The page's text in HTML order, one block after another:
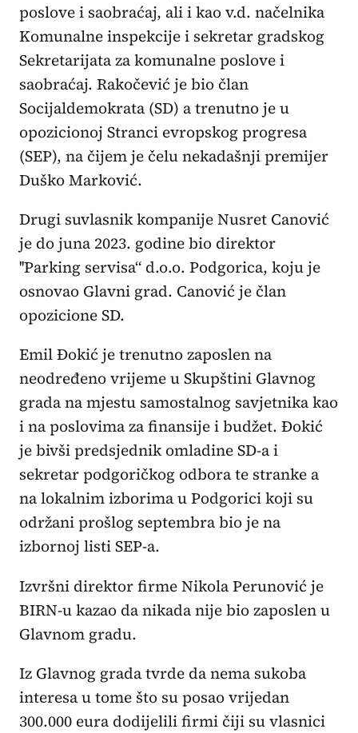
poslove i saobraćaj, ali i kao v.d. načelnika
Komunalne inspekcije i sekretar gradskog
Sekretarijata za komunalne poslove i
saobraćaj. Rakočević je bio član
Socijaldemokrata (SD) a trenutno je u
opozicionoj Stranci evropskog progresa
(SEP), na čijem je čelu nekadašnji premijer
Duško Marković.
Drugi suvlasnik kompanije Nusret Canović
je do juna 2023. godine bio direktor
''Parking servisa“ d.o.o. Podgorica, koju je
osnovao Glavni grad. Canović je član
opozicione SD.
Emil Đokić je trenutno zaposlen na
neodređeno vrijeme u Skupštini Glavnog
grada na mjestu samostalnog savjetnika kao
i na poslovima za finansije i budžet. Đokić
je bivši predsjednik omladine SD-a i
sekretar podgoričkog odbora te stranke a
na lokalnim izborima u Podgorici koji su
održani prošlog septembra bio je na
izbornoj listi SEP-a.
Izvršni direktor firme Nikola Perunović je
BIRN-u kazao da nikada nije bio zaposlen u
Glavnom gradu.
Iz Glavnog grada tvrde da nema sukoba
interesa u tome što su posao vrijedan
300.000 eura dodijelili firmi čiji su vlasnici